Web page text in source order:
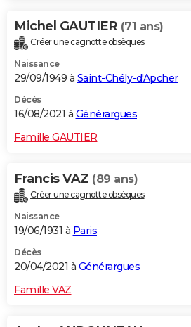
Michel GAUTIER (71 ans)
Créer une cagnotte obsèques
Naissance
29/09/1949 à Saint-Chély-d'Apcher
Décès
16/08/2021 à Générargues
Famille GAUTIER
Francis VAZ (89 ans)
Créer une cagnotte obsèques
Naissance
19/06/1931 à Paris
Décès
20/04/2021 à Générargues
Famille VAZ